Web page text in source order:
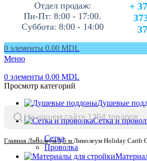
Отдел продаж:
Пн-Пт: 8:00 - 17:00.
Суббота: 8:00 - 14:00
+
0 элементы 0.00 MDL
Меню
0 элементы 0.00 MDL
Просмотр категорий
Душевые
Сетка и
Сетка
Проволка
Главная Линолеум 3,5 м Линолеум Holiday Carib